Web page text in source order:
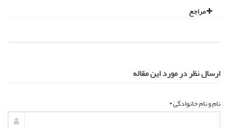
مراجع
ارسال نظر در مورد این مقاله
نام و نام خانوادگی *